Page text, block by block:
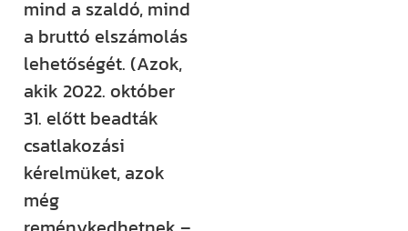
mind a szaldó, mind
a bruttó elszámolás
lehetőségét. (Azok,
akik 2022. október
31. előtt beadták
csatlakozási
kérelmüket, azok
még